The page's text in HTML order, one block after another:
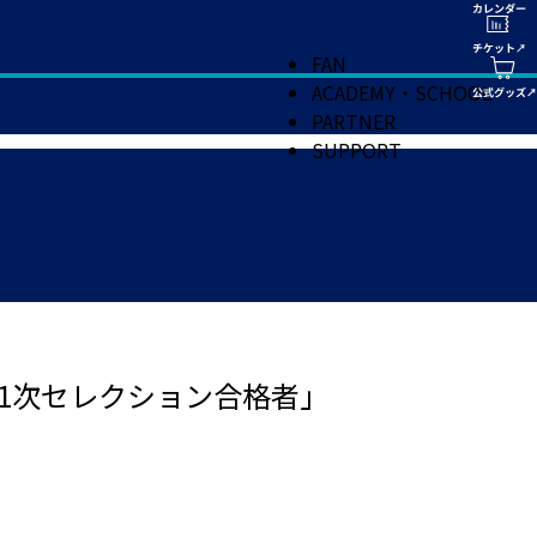
FAN
ACADEMY・SCHOOL
PARTNER
SUPPORT
セレクション合格者」